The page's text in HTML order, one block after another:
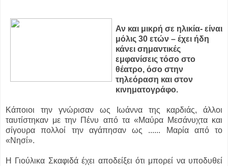
Αν και μικρή σε ηλικία- είναι
μόλις 30 ετών – έχει ήδη
κάνει σημαντικές
εμφανίσεις τόσο στο
θέατρο, όσο στην
τηλεόραση και στον
κινηματογράφο.
Κάποιοι την γνώρισαν ως Ιωάννα της καρδιάς, άλλοι
ταυτίστηκαν με την Πένυ από τα «Μαύρα Μεσάνυχτα και
σίγουρα πολλοί την αγάπησαν ως ...... Μαρία από το
«Νησί».
Η Γιούλικα Σκαφιδά έχει αποδείξει ότι μπορεί να υποδυθεί